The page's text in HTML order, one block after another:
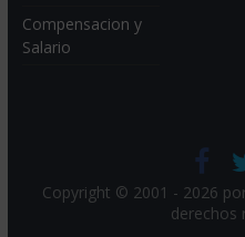
Compensacion y
Salario
Copyright © 2001 - 2026
derechos